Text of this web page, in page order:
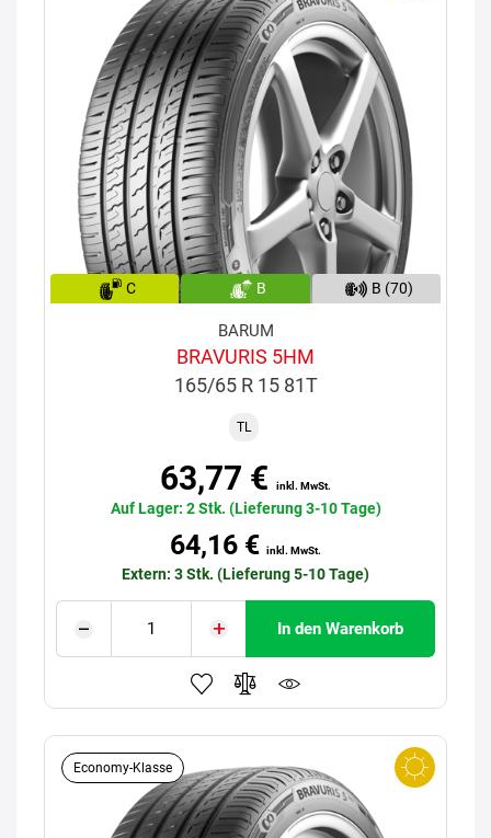
C B B (70)
BARUM
BRAVURIS 5HM
165/65 R 15 81T
TL
63,77 € inkl. MwSt.
Auf Lager: 2 Stk. (Lieferung 3-10 Tage)
64,16 € inkl. MwSt.
Extern: 3 Stk. (Lieferung 5-10 Tage)
In den Warenkorb
Economy-Klasse